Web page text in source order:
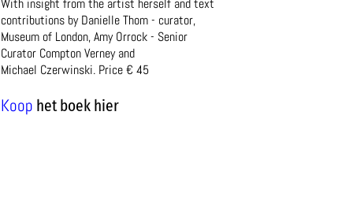
With insight from the artist herself and text
contributions by Danielle Thom - curator,
Museum of London, Amy Orrock - Senior
Curator Compton Verney and
Michael Czerwinski. Price € 45
Koop het boek hier